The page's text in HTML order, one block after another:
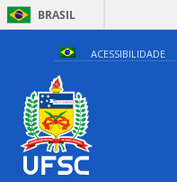
BRASIL
ACESSIBILIDADE